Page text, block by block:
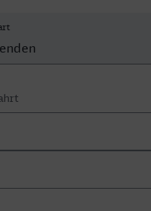
der Hinfahrt
der Hinfahrt